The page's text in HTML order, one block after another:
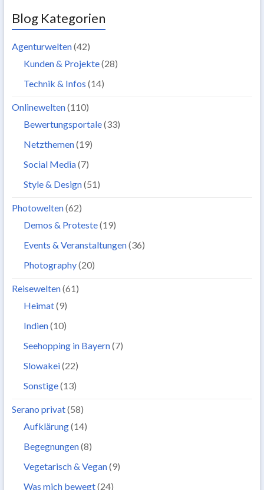
Blog Kategorien
Agenturwelten(42)
Kunden & Projekte(28)
Technik & Infos (14)
Onlinewelten(110)
Bewertungsportale(33)
Netzthemen(19)
Social Media(7)
Style & Design(51)
Photowelten(62)
Demos & Proteste(19)
Events & Veranstaltungen(36)
Photography(20)
Reisewelten(61)
Heimat(9)
Indien(10)
Seehopping in Bayern(7)
Slowakei(22)
Sonstige(13)
Serano privat(58)
Aufklärung(14)
Begegnungen(8)
Vegetarisch & Vegan(9)
Was mich bewegt(24)